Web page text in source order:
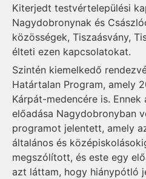
Kiterjedt testvértelepülési
Nagydobronynak és
közösségek, Tiszaásvány,
élteti ezen kapcsolatokat.
Szintén kiemelkedő
Határtalan Program, amely
Kárpát-medencére is.
előadása Nagydobronyban
programot jelentett, amely
általános és
megszólított, és este egy
azt láttam, hogy hiánypótló